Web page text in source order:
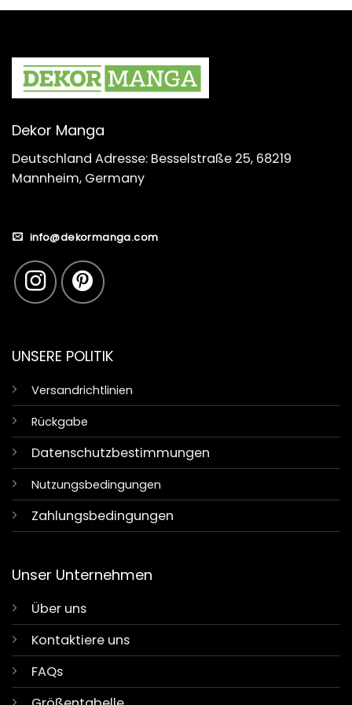
Dekor Manga
Deutschland Adresse: Besselstraße 25, 68219
Mannheim, Germany
info@dekormanga.com
UNSERE POLITIK
Versandrichtlinien
Rückgabe
Datenschutzbestimmungen
Nutzungsbedingungen
Zahlungsbedingungen
Unser Unternehmen
Über uns
Kontaktiere uns
FAQs